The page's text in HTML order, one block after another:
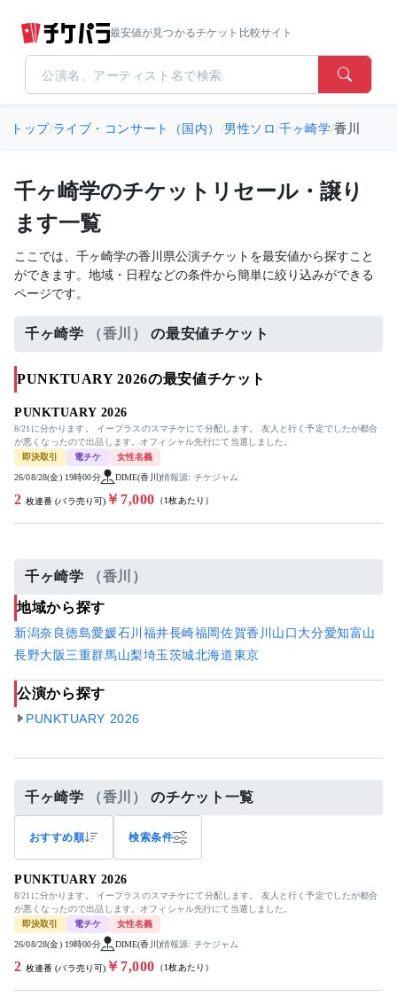
最安値が見つかるチケット比較サイト
トップ/ライブ・コンサート（国内） /男性ソロ/千ヶ崎学/香川
千ヶ崎学のチケットリセール・譲り
ます一覧
ここでは、千ヶ崎学の香川県公演チケットを最安値から探すこと
ができます。地域・日程などの条件から簡単に絞り込みができる
ページです。
千ヶ崎学 （香川） の最安値チケット
PUNKTUARY 2026の最安値チケット
PUNKTUARY 2026
8/21に分かります。 イープラスのスマチケにて分配します。 友人と行く予定でしたが都合
が悪くなったので出品します。オフィシャル先行にて当選しました。
即決取引
電チケ 女性名義
26/08/28(金) 19時00分 DIME(香川)情報源: チケジャム
2 枚連番 (バラ売り可) ￥7,000 （1枚あたり）
千ヶ崎学 （香川）
地域から探す
新潟奈良徳島愛媛石川 福井長崎福岡佐賀香川 山口大分愛知富山
長野大阪三重群馬山梨埼玉茨城北海道東京
公演から探す
PUNKTUARY 2026
千ヶ崎学 （香川） のチケット一覧
おすすめ順 検索条件
PUNKTUARY 2026
8/21に分かります。 イープラスのスマチケにて分配します。 友人と行く予定でしたが都合
が悪くなったので出品します。オフィシャル先行にて当選しました。
即決取引
電チケ 女性名義
26/08/28(金) 19時00分 DIME(香川)情報源: チケジャム
2 枚連番 (バラ売り可) ￥7,000 （1枚あたり）